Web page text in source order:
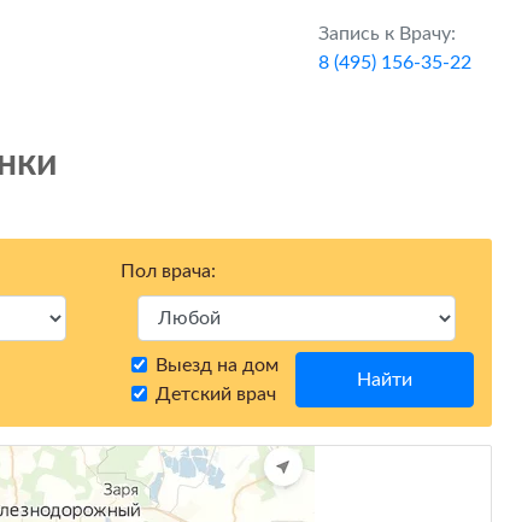
Запись к Врачу:
8 (495) 156-35-22
Пол врача:
Выезд на дом
Детский врач
Найти